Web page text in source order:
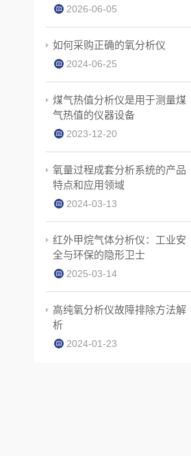
2026-06-05
如何采购正确的氧分析仪
2024-06-25
煤气热值分析仪是用于测量煤
气热值的仪器设备
2023-12-20
氧量过程成套分析系统的产品
特点和应用领域
2024-03-13
红外甲烷气体分析仪：工业安
全与环保的隐形卫士
2025-03-14
高纯氧分析仪故障排除方法解
析
2024-01-23